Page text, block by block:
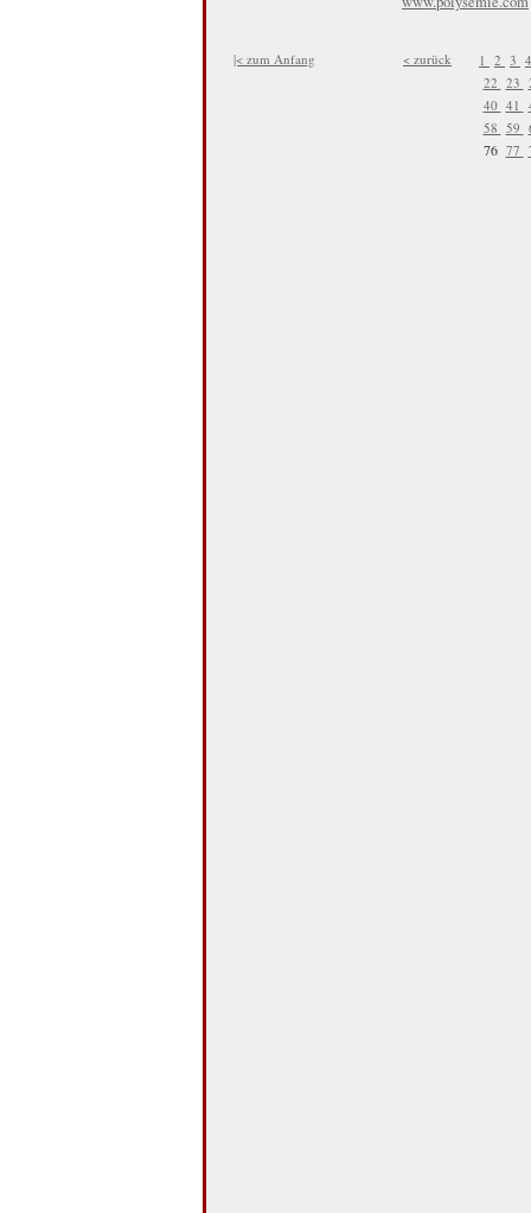
|< zum Anfang < zurück 1 2 3
22 23
40 41
58 59
76 77